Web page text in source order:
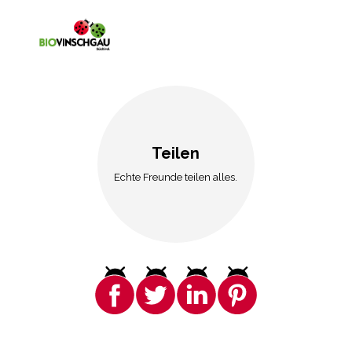
Teilen
Echte Freunde teilen alles.